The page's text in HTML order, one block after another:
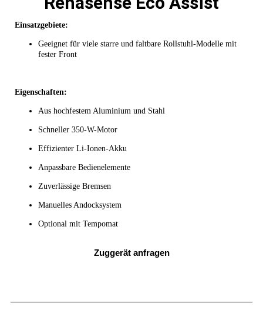
Einsatzgebiete:
Geeignet für viele starre und faltbare Rollstuhl-Modelle mit
fester Front
Eigenschaften:
Aus hochfestem Aluminium und Stahl
Schneller 350-W-Motor
Effizienter Li-Ionen-Akku
Anpassbare Bedienelemente
Zuverlässige Bremsen
Manuelles Andocksystem
Optional mit Tempomat
Zuggerät anfragen